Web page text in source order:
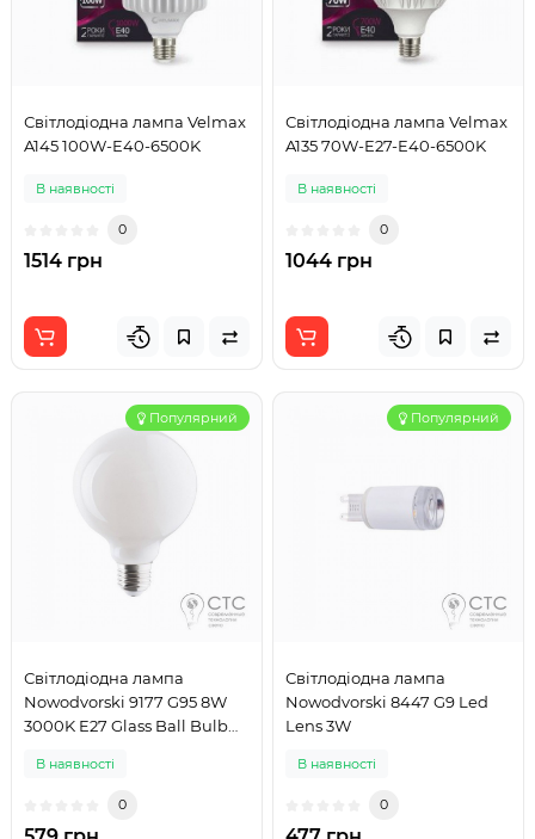
Світлодіодна лампа Velmax
A145 100W-E40-6500K
В наявності
0
1514 грн
Світлодіодна лампа Velmax
A135 70W-E27-E40-6500K
В наявності
0
1044 грн
Популярний
Світлодіодна лампа
Nowodvorski 9177 G95 8W
3000K E27 Glass Ball Bulb
В наявності
0
Популярний
Світлодіодна лампа
Nowodvorski 8447 G9 Led
Lens 3W
В наявності
0